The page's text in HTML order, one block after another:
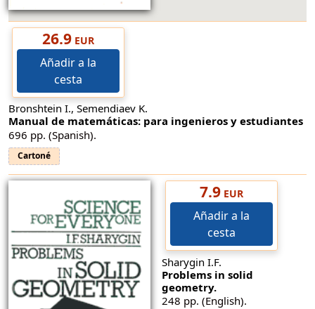
26.9 EUR
Añadir a la
cesta
Bronshtein I., Semendiaev K.
Manual de matemáticas: para ingenieros y estudiantes
696 pp. (Spanish).
Cartoné
7.9EUR
Añadir a la
cesta
Sharygin I.F.
Problems in solid
geometry.
248 pp. (English).